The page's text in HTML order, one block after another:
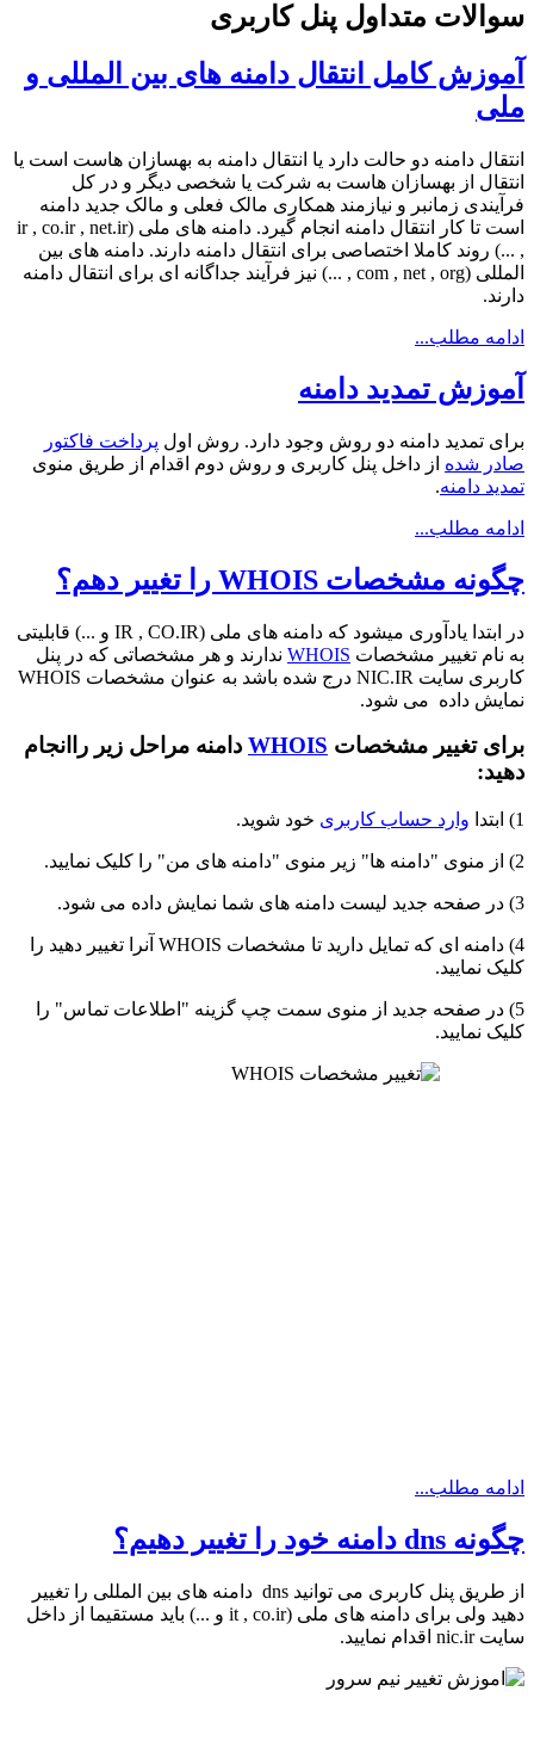
سوالات متداول پنل کاربری
آموزش کامل انتقال دامنه های بین المللی و
ملی
انتقال دامنه دو حالت دارد یا انتقال دامنه به بهسازان هاست است یا
انتقال از بهسازان هاست به شرکت یا شخصی دیگر و در کل
فرآیندی زمانبر و نیازمند همکاری مالک فعلی و مالک جدید دامنه
است تا کار انتقال دامنه انجام گیرد. دامنه های ملی (ir , co.ir , net.ir
, ...) روند کاملا اختصاصی برای انتقال دامنه دارند. دامنه های بین
المللی (com , net , org , ...) نیز فرآیند جداگانه ای برای انتقال دامنه
دارند.
ادامه مطلب...
آموزش تمدید دامنه
برای تمدید دامنه دو روش وجود دارد. روش اول پرداخت فاکتور
صادر شده از داخل پنل کاربری و روش دوم اقدام از طریق منوی
تمدید دامنه.
ادامه مطلب...
چگونه مشخصات WHOIS را تغییر دهم؟
در ابتدا یادآوری میشود که دامنه های ملی (IR , CO.IR و ...) قابلیتی
به نام تغییر مشخصات WHOIS ندارند و هر مشخصاتی که در پنل
کاربری سایت NIC.IR درج شده باشد به عنوان مشخصات WHOIS
نمایش داده می شود.
برای تغییر مشخصات WHOIS دامنه مراحل زیر راانجام
دهید:
1) ابتدا وارد حساب کاربری خود شوید.
2) از منوی "دامنه ها" زیر منوی "دامنه های من" را کلیک نمایید.
3) در صفحه جدید لیست دامنه های شما نمایش داده می شود.
4) دامنه ای که تمایل دارید تا مشخصات WHOIS آنرا تغییر دهید را
کلیک نمایید.
5) در صفحه جدید از منوی سمت چپ گزینه "اطلاعات تماس" را
کلیک نمایید.
ادامه مطلب...
چگونه dns دامنه خود را تغییر دهیم؟
از طریق پنل کاربری می توانید dns دامنه های بین المللی را تغییر
دهید ولی برای دامنه های ملی (it , co.ir و ...) باید مستقیما از داخل
سایت nic.ir اقدام نمایید.